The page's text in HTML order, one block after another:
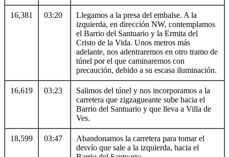
16,381 03:20
Llegamos a la presa del embalse. A la
izquierda, en dirección NW, contemplamos
el Barrio del Santuario y la Ermita del
Cristo de la Vida. Unos metros más
adelante, nos adentraremos en otro tramo de
túnel por el que caminaremos con
precaución, debido a su escasa iluminación.
16,619 03:23
Salimos del túnel y nos incorporamos a la
carretera que zigzagueante sube hacia el
Barrio del Santuario y que lleva a Villa de
Ves.
18,599 03:47
Abandonamos la carretera para tomar el
desvío que sale a la izquierda, hacia el